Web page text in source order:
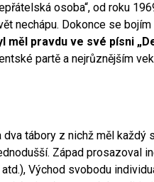
osoba“, od roku
nechápu. Dokonce se
měl pravdu ve své písni
partě a nejrůznějším
tábory z nichž měl každý
Západ prosazoval
Východ svobodu